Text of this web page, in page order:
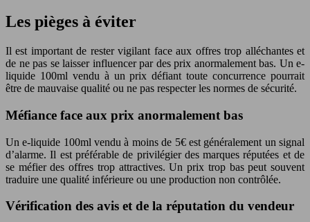
Les pièges à éviter
Il est important de rester vigilant face aux offres trop alléchantes et
de ne pas se laisser influencer par des prix anormalement bas. Un e-
liquide 100ml vendu à un prix défiant toute concurrence pourrait
être de mauvaise qualité ou ne pas respecter les normes de sécurité.
Méfiance face aux prix anormalement bas
Un e-liquide 100ml vendu à moins de 5€ est généralement un signal
d’alarme. Il est préférable de privilégier des marques réputées et de
se méfier des offres trop attractives. Un prix trop bas peut souvent
traduire une qualité inférieure ou une production non contrôlée.
Vérification des avis et de la réputation du vendeur